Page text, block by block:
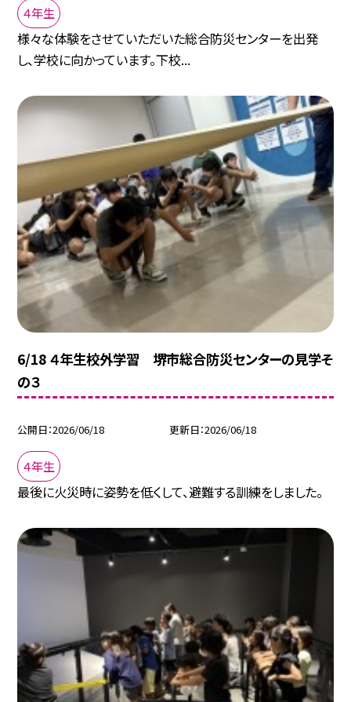
４年生
様々な体験をさせていただいた総合防災センターを出発
し、学校に向かっています。下校...
6/18 ４年生校外学習 堺市総合防災センターの見学そ
の３
公開日 2026/06/18 更新日 2026/06/18
４年生
最後に火災時に姿勢を低くして、避難する訓練をしました。